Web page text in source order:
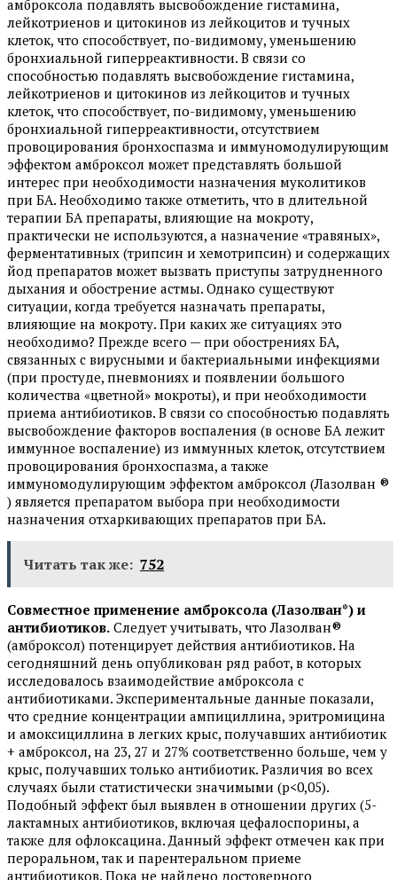
амброксола подавлять высвобождение гистамина,
лейкотриенов и цитокинов из лейкоцитов и тучных
клеток, что способствует, по-видимому, уменьшению
бронхиальной гиперреактивности. В связи со
способностью подавлять высвобождение гистамина,
лейкотриенов и цитокинов из лейкоцитов и тучных
клеток, что способствует, по-видимому, уменьшению
бронхиальной гиперреактивности, отсутствием
провоцирования бронхоспазма и иммуномодулирующим
эффектом амброксол может представлять большой
интерес при необходимости назначения муколитиков
при БА. Необходимо также отметить, что в длительной
терапии БА препараты, влияющие на мокроту,
практически не используются, а назначение «травяных»,
ферментативных (трипсин и хемотрипсин) и содержащих
йод препаратов может вызвать приступы затрудненного
дыхания и обострение астмы. Однако существуют
ситуации, когда требуется назначать препараты,
влияющие на мокроту. При каких же ситуациях это
необходимо? Прежде всего — при обострениях БА,
связанных с вирусными и бактериальными инфекциями
(при простуде, пневмониях и появлении большого
количества «цветной» мокроты), и при необходимости
приема антибиотиков. В связи со способностью подавлять
высвобождение факторов воспаления (в основе БА лежит
иммунное воспаление) из иммунных клеток, отсутствием
провоцирования бронхоспазма, а также
иммуномодулирующим эффектом амброксол (Лазолван ®
) является препаратом выбора при необходимости
назначения отхаркивающих препаратов при БА.
Читать так же: 752
Совместное применение амброксола (Лазолван*) и
антибиотиков. Следует учитывать, что Лазолван®
(амброксол) потенцирует действия антибиотиков. На
сегодняшний день опубликован ряд работ, в которых
исследовалось взаимодействие амброксола с
антибиотиками. Экспериментальные данные показали,
что средние концентрации ампициллина, эритромицина
и амоксициллина в легких крыс, получавших антибиотик
+ амброксол, на 23, 27 и 27% соответственно больше, чем у
крыс, получавших только антибиотик. Различия во всех
случаях были статистически значимыми (р<0,05).
Подобный эффект был выявлен в отношении других (5-
лактамных антибиотиков, включая цефалоспорины, а
также для офлоксацина. Данный эффект отмечен как при
пероральном, так и парентеральном приеме
антибиотиков. Пока не найдено достоверного